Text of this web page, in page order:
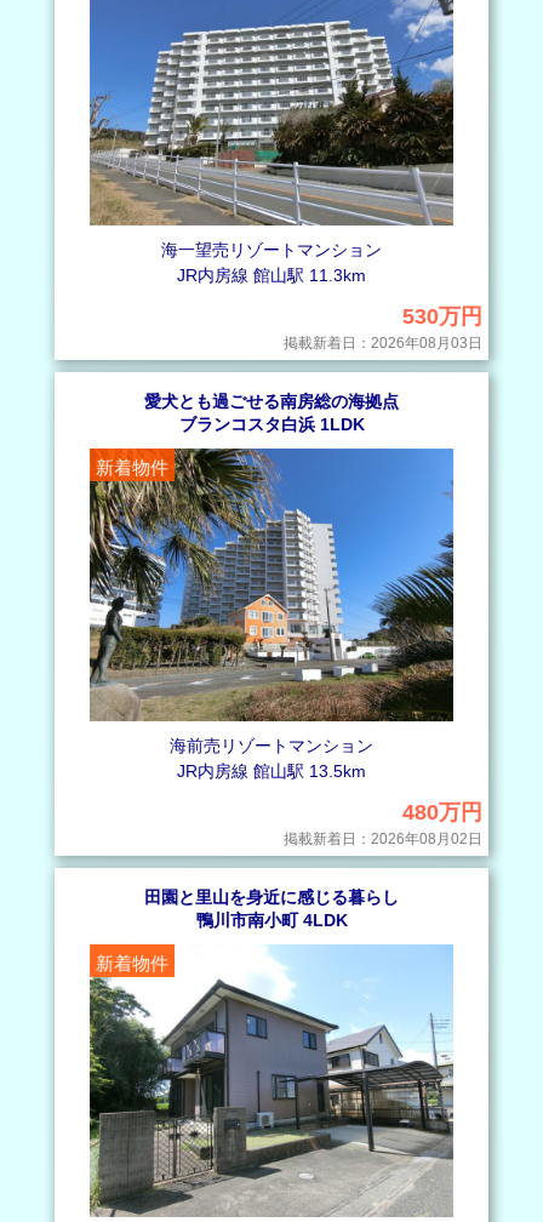
【建物ご商談中】館山市那古 5DK 売家
館山市那古 5DK 売家
お申込みいただき誠にありがとうございました
2026年7月23日
【マンションご商談中】ジェネピア鴨川13階（鴨川市東町） 2
LDK リフォーム済海望売マンション
ジェネピア鴨川13階（鴨川市東町） 2LDK リフォーム済海望売
マンション
お申込みいただき誠にありがとうございました
【建物ご商談中】館山市北条 5DK＋屋根裏収納 売家
【マンションご成約】アレーヌ白浜5階（南房総市白浜町滝
アレーヌ白浜5階（南房総市白浜町滝口） ワンルーム 海一望売
リゾートマンション
ご契約いただき誠にありがとうございました
2026年7月18日
【建物新着】南房総市和田町中三原 6DKほか 店舗・倉庫付売
南房総市和田町中三原 6DKほか 店舗・倉庫付売家
趣味の工房やアトリエ・愛車の展示などDIYを楽しみながら暮
らす家
2026年7月17日
【土地価格変更】南房総市白浜町滝口 750坪 海前広大売地
南房総市白浜町滝口 750坪 海前広大売地
値下げしました
中古住宅と新築の注文住宅、どっちが自分に合っている？違い
戸建て住宅を購入する際、「新築の注文住宅にするか、それ
とも中古住宅にするかの選択」は悩みどころですよね。自分の
希望をたくさん叶えられる「…
2025年8月3日
別荘は「負」の資産になりやすい？その理由と資産価値を守る
ために後悔しないためのポイントを解説します
余暇を楽しむための魅力的な別荘。リモートワークなど働き
方の多様化なども背景となり、別荘やセカンドハウスを持つ方
が増えてきました。…
納得した戸建て購入をするためにやるべきことは？
毎日の暮らしが待っています。 いざ住み始めてみると「何だ
2025年6月26日
ためのポイントをご紹介
豊富な自然のなか、日常の忙しさを忘れさせてくれる魅力を
や間取りなどにとことんこだ…
2025年6月13日
後悔のない戸建て購入のために｜住宅購入の一般的な流れとと
もに知っておきたい注意点を解説します
情報収集や物件見学、不動産会社との手続きや住宅ローンの
申し込みなど不動産購入はやることが多く、“初めて”経験する
ことばかりで戸惑う方も多…
2025年4月11日
別荘の場所選びで大切なこととは？購入前に知っておくべきポ
イントやエリア別おすすめ別荘地を紹介します
優雅な響きのある“別荘”。綺麗な景色に包まれながら、日常
的な疲れを癒してくれるようなイメージがありますよね。 そ
んな別荘へ…
戸建て購入すると維持費はいくらぐらいかかる？税金や火災保
子育て家庭やペットと暮らす人、郊外でのスローライフを送
りたい人にも人気が高いのが戸建て住宅。庭付きなら子供やペ
セカンドハウスは別荘と違う？税制優遇のための認定条件の内
容や申請方法などを詳しく解説します
テレワークの普及や若い方の子育てスタイルの変化などによ
り、週末や連休の際に利用した二拠点生活の場としてセカンド
ハウスや別荘が近年人気です…
2025年2月6日
中古の戸建て購入はどんな流れ？情報収集から引き渡しま
で“購入の流れ”のポイントをお伝えします！
戸建てを購入したいけれど何から始めたらいいか分かな
い…。そんな風に迷っているうち、時間だけが過ぎて購入のタ
イミングが掴めない方もいるので…
2024年12月22日
セカンドハウスが欲しい人が知っておきたい魅力とデメリット
とは？おすすめの人もご紹介します
近年世代問わず多くの方から注目されているセカンドハウス
海一望売リゾートマンション
JR内房線 館山駅 11.3km
530万円
掲載新着日：2026年08月03日
愛犬とも過ごせる南房総の海拠点
ブランコスタ白浜 1LDK
新着物件
海前売リゾートマンション
JR内房線 館山駅 13.5km
480万円
掲載新着日：2026年08月02日
田園と里山を身近に感じる暮らし
鴨川市南小町 4LDK
新着物件